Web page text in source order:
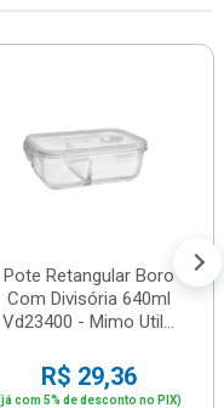
Pote Retangular Boro
Com Divisória 640ml
Vd23400 - Mimo Util...
R$ 29,36
com 5% de desconto no PIX)